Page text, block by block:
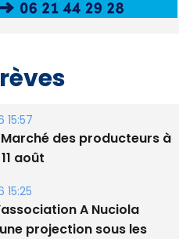
des producteurs à
août
A Nuciola
projection sous les